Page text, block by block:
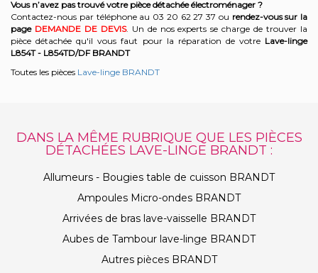
Vous n’avez pas trouvé votre pièce détachée électroménager ?
Contactez-nous par téléphone au 03 20 62 27 37 ou rendez-vous sur la
page DEMANDE DE DEVIS. Un de nos experts se charge de trouver la
pièce détachée qu'il vous faut pour la réparation de votre Lave-linge
L854T - L854TD/DF BRANDT
Toutes les pièces Lave-linge BRANDT
DANS LA MÊME RUBRIQUE QUE LES PIÈCES
DÉTACHÉES LAVE-LINGE BRANDT :
Allumeurs - Bougies table de cuisson BRANDT
Ampoules Micro-ondes BRANDT
Arrivées de bras lave-vaisselle BRANDT
Aubes de Tambour lave-linge BRANDT
Autres pièces BRANDT